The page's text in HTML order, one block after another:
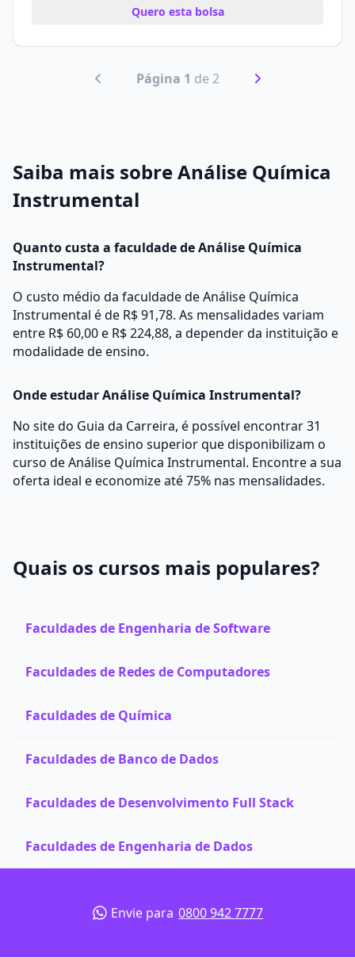
Quero esta bolsa
Página 1 de 2
Saiba mais sobre Análise Química
Instrumental
Quanto custa a faculdade de Análise Química
Instrumental?
O custo médio da faculdade de Análise Química
Instrumental é de R$ 91,78. As mensalidades variam
entre R$ 60,00 e R$ 224,88, a depender da instituição e
modalidade de ensino.
Onde estudar Análise Química Instrumental?
No site do Guia da Carreira, é possível encontrar 31
instituições de ensino superior que disponibilizam o
curso de Análise Química Instrumental. Encontre a sua
oferta ideal e economize até 75% nas mensalidades.
Quais os cursos mais populares?
Faculdades de Engenharia de Software
Faculdades de Redes de Computadores
Faculdades de Química
Faculdades de Banco de Dados
Faculdades de Desenvolvimento Full Stack
Faculdades de Engenharia de Dados
Envie para 0800 942 7777